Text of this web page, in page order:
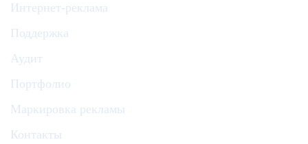
Интернет-реклама
Поддержка
Аудит
Портфолио
Маркировка рекламы
Контакты